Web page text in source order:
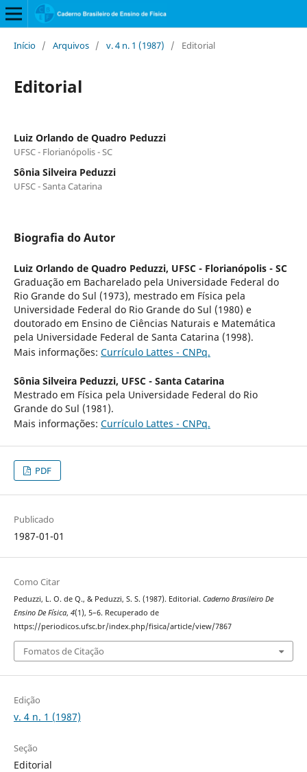
Início / Arquivos / v. 4 n. 1 (1987) / Editorial
Editorial
Luiz Orlando de Quadro Peduzzi
UFSC - Florianópolis - SC
Sônia Silveira Peduzzi
UFSC - Santa Catarina
Biografia do Autor
Luiz Orlando de Quadro Peduzzi, UFSC - Florianópolis - SC
Graduação em Bacharelado pela Universidade Federal do
Rio Grande do Sul (1973), mestrado em Física pela
Universidade Federal do Rio Grande do Sul (1980) e
doutorado em Ensino de Ciências Naturais e Matemática
pela Universidade Federal de Santa Catarina (1998).
Mais informações: Currículo Lattes - CNPq.
Sônia Silveira Peduzzi, UFSC - Santa Catarina
Mestrado em Física pela Universidade Federal do Rio
Grande do Sul (1981).
Mais informações: Currículo Lattes - CNPq.
PDF
Publicado
1987-01-01
Como Citar
Peduzzi, L. O. de Q., & Peduzzi, S. S. (1987). Editorial. Caderno Brasileiro De
Ensino De Física, 4(1), 5–6. Recuperado de
https://periodicos.ufsc.br/index.php/fisica/article/view/7867
Fomatos de Citação
Edição
v. 4 n. 1 (1987)
Seção
Editorial